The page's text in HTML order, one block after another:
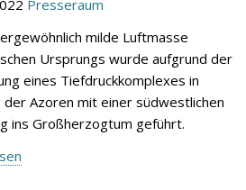
Presseraum
milde Luftmasse
Ursprungs wurde aufgrund der
eines Tiefdruckkomplexes in
der Azoren mit einer südwestlichen
ins Großherzogtum geführt.